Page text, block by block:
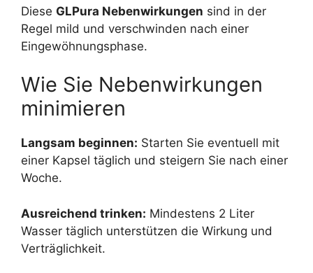
Diese GLPura Nebenwirkungen sind in der
Regel mild und verschwinden nach einer
Eingewöhnungsphase.
Wie Sie Nebenwirkungen
minimieren
Langsam beginnen: Starten Sie eventuell mit
einer Kapsel täglich und steigern Sie nach einer
Woche.
Ausreichend trinken: Mindestens 2 Liter
Wasser täglich unterstützen die Wirkung und
Verträglichkeit.